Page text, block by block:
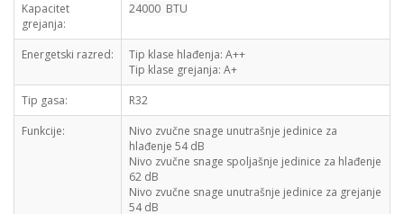
Kapacitet
grejanja:
24000 BTU
Energetski razred:
Tip klase hlađenja: A++
Tip klase grejanja: A+
Tip gasa:
R32
Funkcije:
Nivo zvučne snage unutrašnje jedinice za
hlađenje 54 dB
Nivo zvučne snage spoljašnje jedinice za hlađenje
62 dB
Nivo zvučne snage unutrašnje jedinice za grejanje
54 dB